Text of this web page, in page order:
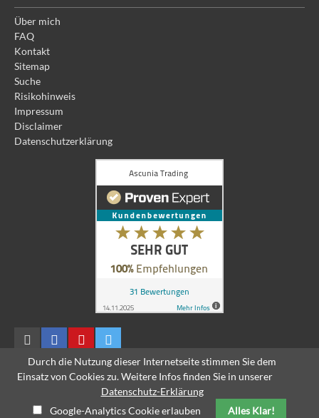
Über mich
FAQ
Kontakt
Sitemap
Suche
Risikohinweis
Impressum
Disclaimer
Datenschutzerklärung
Copyright © 2003 - 2026 Ascunia :: Anke Sacharow | Online: 6 |
Heute:11 | Besucher gesamt: 829.126
Durch die Nutzung dieser Internetseite stimmen Sie dem
Einsatz von Cookies zu. Weitere Infos finden Sie in unserer
Datenschutz-Erklärung
Google-Analytics Cookie erlauben
Alles Klar!